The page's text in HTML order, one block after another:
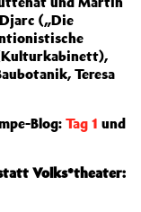
(„Die
Teresa
Blog: Tag 1 und
Volks*theater: